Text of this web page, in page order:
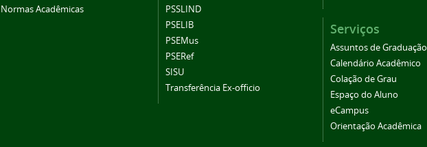
Normas Acadêmicas
PSSLIND
PSELIB
PSEMus
PSERef
SISU
Transferência Ex-officio
Serviços
Assuntos de Graduação
Calendário Acadêmico
Colação de Grau
Espaço do Aluno
eCampus
Orientação Acadêmica